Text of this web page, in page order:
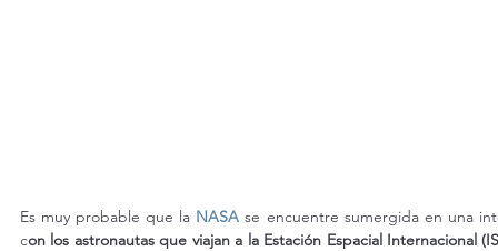
Es muy probable que la NASA se encuentre sumergida en una
con los astronautas que viajan a la Estación Espacial Internacional